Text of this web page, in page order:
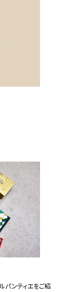
ルパンティエをご紹